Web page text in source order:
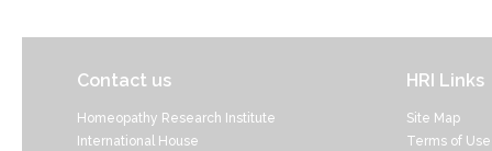
Contact us
Homeopathy Research Institute
International House
HRI Links
Site Map
Terms of Use